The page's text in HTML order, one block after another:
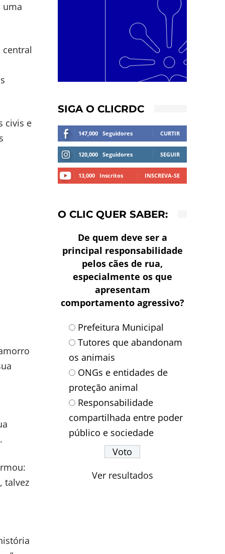
uma
civis e
talvez
SIGA O CLICRDC
147,000 Seguidores CURTIR
120,000 Seguidores SEGUIR
13,000 Inscritos INSCREVA-SE
O CLIC QUER SABER:
De quem deve ser a
principal responsabilidade
pelos cães de rua,
especialmente os que
apresentam
comportamento agressivo?
Prefeitura Municipal
Tutores que abandonam
os animais
ONGs e entidades de
proteção animal
Responsabilidade
compartilhada entre poder
público e sociedade
Ver resultados